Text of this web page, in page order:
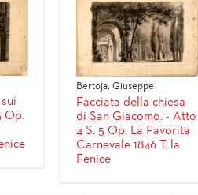
Op.
Bertoja, Giuseppe
Facciata della chiesa
di San Giacomo. - Atto
4 S. 5 Op. La Favorita
Carnevale 1846 T. la
Fenice